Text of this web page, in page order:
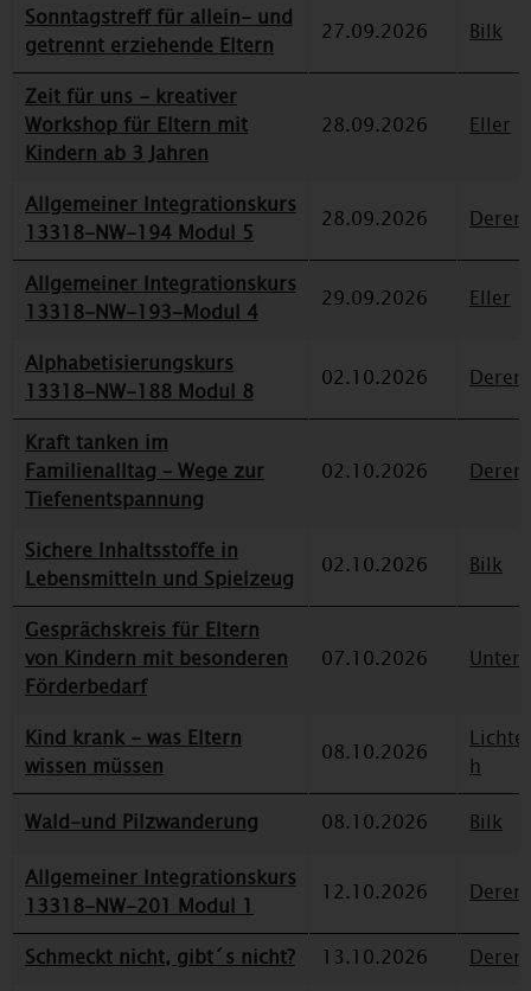
Sonntagstreff für allein- und
getrennt erziehende Eltern
27.09.2026 Bilk
Zeit für uns - kreativer
Workshop für Eltern mit
Kindern ab 3 Jahren
28.09.2026 Eller
Allgemeiner Integrationskurs
13318-NW-194 Modul 5
28.09.2026
Allgemeiner Integrationskurs
13318-NW-193-Modul 4
29.09.2026 Eller
Alphabetisierungskurs
13318-NW-188 Modul 8
02.10.2026
Kraft tanken im
Familienalltag – Wege zur
Tiefenentspannung
02.10.2026
Sichere Inhaltsstoffe in
Lebensmitteln und Spielzeug
02.10.2026 Bilk
Gesprächskreis für Eltern
von Kindern mit besonderen
Förderbedarf
07.10.2026
Kind krank - was Eltern
wissen müssen
08.10.2026
h
Wald-und Pilzwanderung
08.10.2026
Bilk
Allgemeiner Integrationskurs
13318-NW-201 Modul 1
12.10.2026
Schmeckt nicht, gibt´s nicht? 13.10.2026